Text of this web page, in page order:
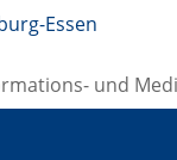
Essen
und